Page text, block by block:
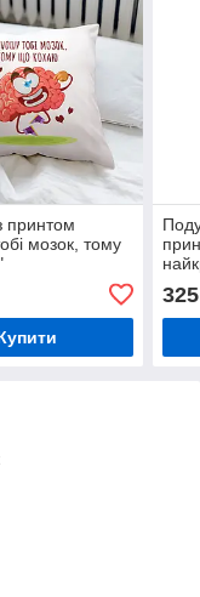
принтом
мозок, тому
325